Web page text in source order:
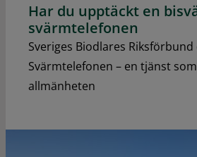
Har du upptäckt en
svärmtelefonen
Sveriges Biodlares
Svärmtelefonen – en tjänst
allmänheten